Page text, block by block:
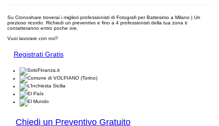
Su Cronoshare troverai i migliori professionisti di Fotografi per Battesimo a Milano | Un
prezioso ricordo. Richiedi un preventivo e fino a 4 professionisti della tua zona ti
contatteranno entro poche ore.
Vuoi lavorare con noi?
Registrati Gratis
Chiedi un Preventivo Gratuito